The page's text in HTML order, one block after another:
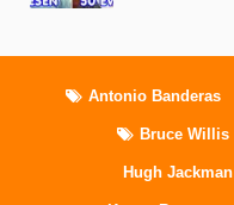
Antonio Banderas
Bruce Willis
Hugh Jackman